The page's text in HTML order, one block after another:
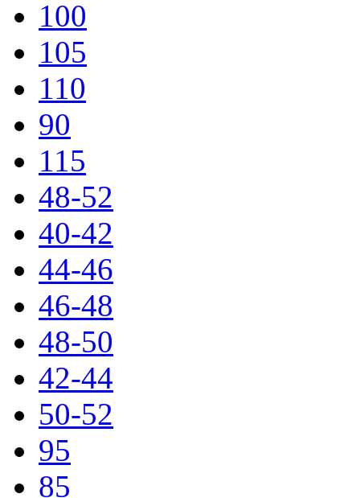
100
105
110
90
115
48-52
40-42
44-46
46-48
48-50
42-44
50-52
95
85